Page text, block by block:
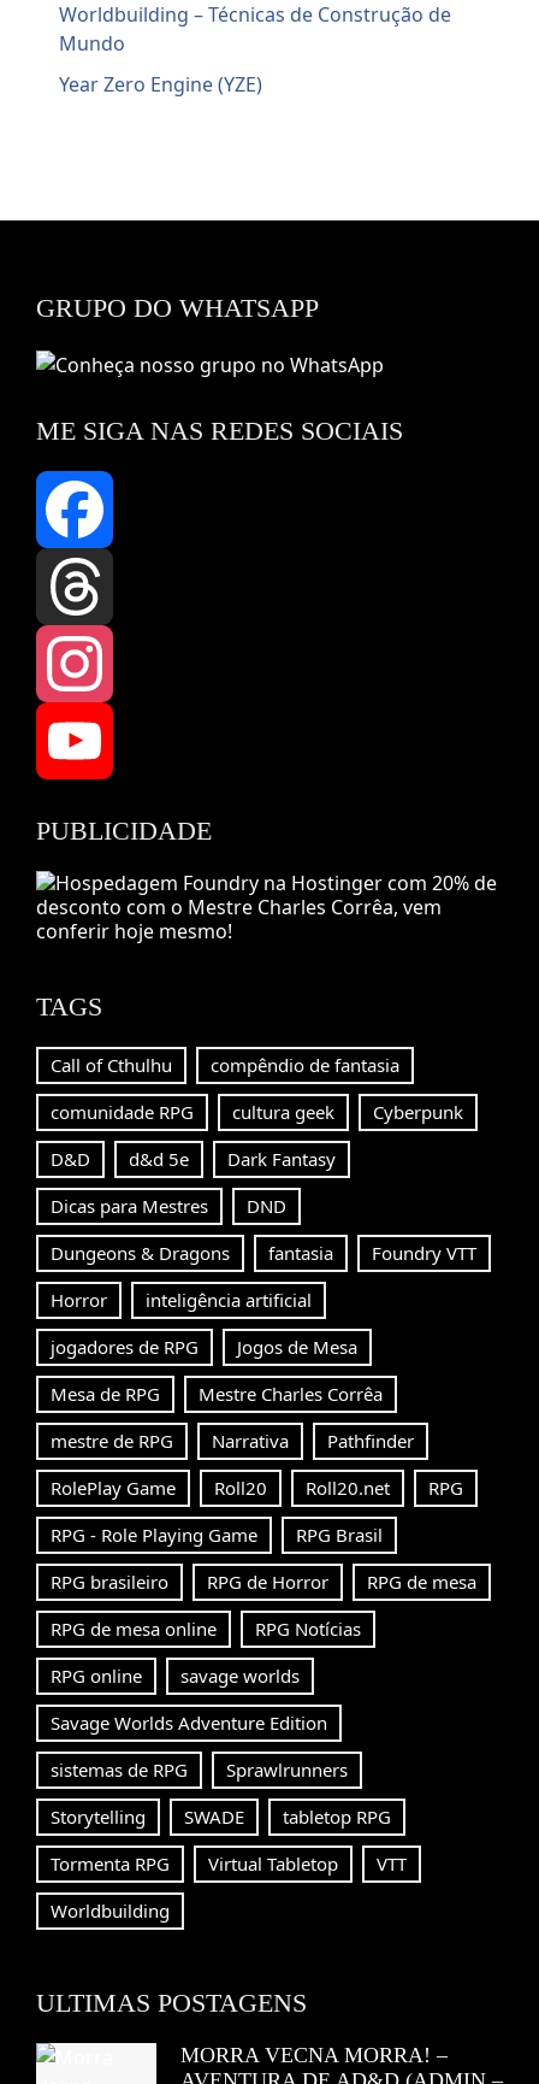
Worldbuilding – Técnicas de Construção de
Mundo
Year Zero Engine (YZE)
GRUPO DO WHATSAPP
ME SIGA NAS REDES SOCIAIS
Facebook
Threads
Instagram
YouTube
Channel
PUBLICIDADE
TAGS
Call of Cthulhu
compêndio de fantasia
comunidade RPG
cultura geek
Cyberpunk
D&D
d&d 5e
Dark Fantasy
Dicas para Mestres
DND
Dungeons & Dragons
fantasia
Foundry VTT
Horror
inteligência artificial
jogadores de RPG
Jogos de Mesa
Mesa de RPG
Mestre Charles Corrêa
mestre de RPG
Narrativa
Pathfinder
RolePlay Game
Roll20 Roll20.net
RPG
RPG - Role Playing Game
RPG Brasil
RPG brasileiro
RPG de Horror
RPG de mesa
RPG de mesa online
RPG Notícias
RPG online
savage worlds
Savage Worlds Adventure Edition
sistemas de RPG
Sprawlrunners
Storytelling
SWADE
tabletop RPG
Tormenta RPG
Virtual Tabletop
VTT
Worldbuilding
ULTIMAS POSTAGENS
MORRA VECNA MORRA! –